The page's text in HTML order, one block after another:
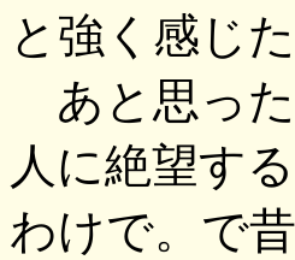
と強く感じ
あと思った
人に絶望す
わけで。で